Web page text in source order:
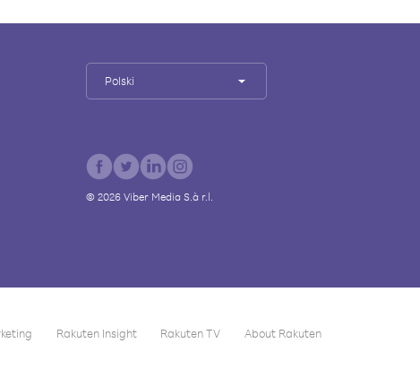
Polski
© 2026 Viber Media S.à r.l.
Rakuten Insight Rakuten TV About Rakuten